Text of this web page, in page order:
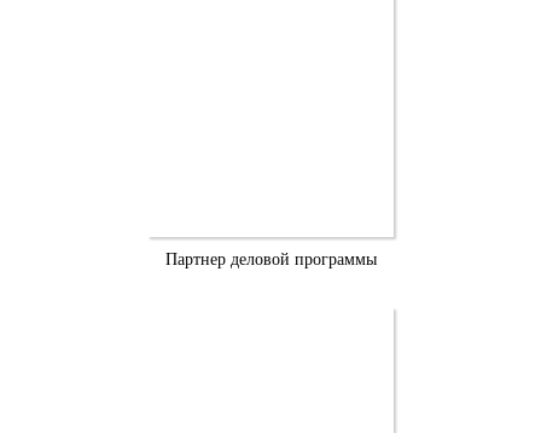
Партнер деловой программы